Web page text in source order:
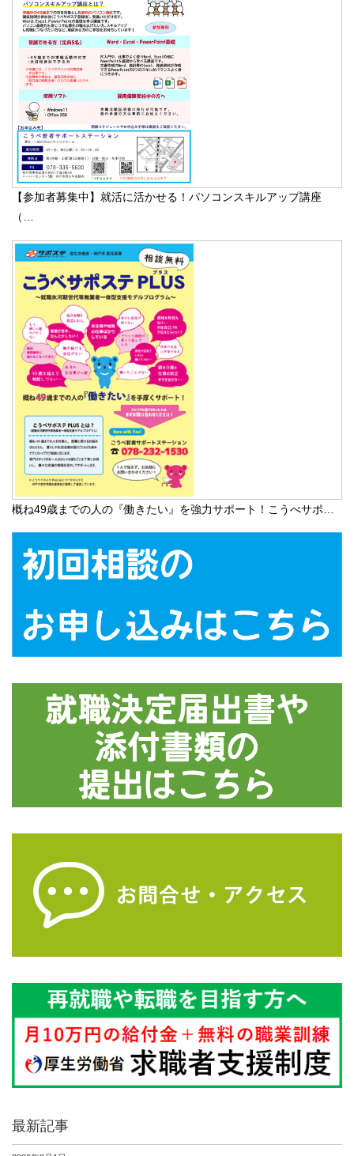
【参加者募集中】就活に活かせる！パソコンスキルアップ講座
（…
概ね49歳までの人の『働きたい』を強力サポート！こうべサポ…
最新記事